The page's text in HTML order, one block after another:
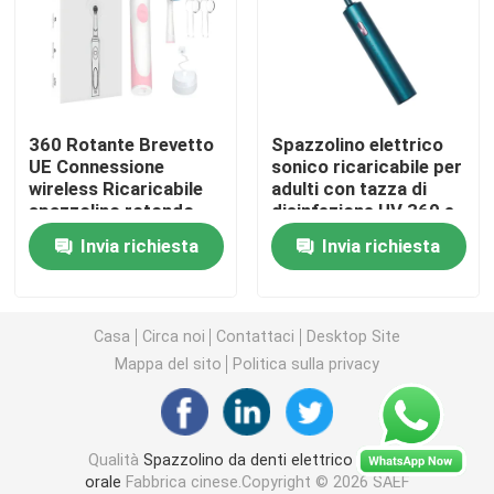
spazzolino da denti elettrico ricaricabile
Spazzolino da denti elettrico dei bambini
Sonic Electric Toothbrush
Spazzolino da denti elettrico astuto
360 Rotante Brevetto
UE Connessione
wireless Ricaricabile
spazzolino rotondo
Teste spazzolino
elettricoInvia richiesta
Spazzolino elettrico
sonico ricaricabile per
adulti con tazza di
disinfezione UV 360 e
4 modalità
Invia richiesta
Casa Circa noi Contattaci
Desktop Site
Mappa del sito
Politica sulla privacy
Qualità Spazzolino da denti elettrico di cura
orale Fabbrica cinese.Copyright © 2026 SAEF